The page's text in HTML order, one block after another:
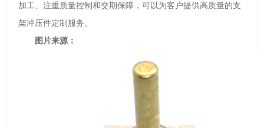
加工、注重质量控制和交期保障，可以为客户提供高质量的支
架冲压件定制服务。
图片来源：